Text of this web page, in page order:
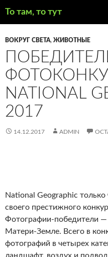
То там, то тут
СОДЕРЖИМОМУ
ВОКРУГ СВЕТА, ЖИВОТНЫЕ
NATIONAL
2017
14.12.2017 ADMIN
National Geographic только
своего престижного
Фотографии-победители —
Матери-Земле. Всего в
фотографий в четырех